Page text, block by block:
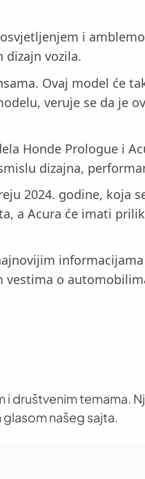
i
dizajn vozila.
Ovaj model će
veruje se da je
Honde Prologue i
dizajna,
2024. godine, koja
a Acura će imati
vestima o
i društvenim temama.
našeg sajta.